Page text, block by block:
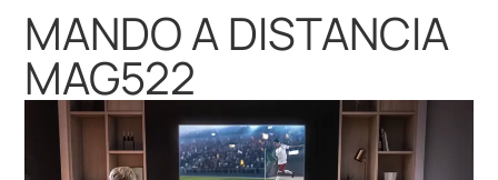
MANDO A DISTANCIA
MAG522